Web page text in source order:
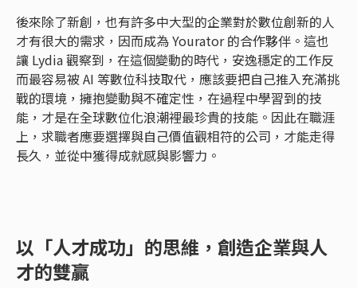
後來除了新創，也有許多中大型的企業對於數位創新的人
才有很大的需求，因而成為 Yourator 的合作夥伴。這也
讓 Lydia 觀察到，在這個變動的時代，安逸穩定的工作反
而最容易被 AI 等數位科技取代，應該要把自己推入充滿挑
戰的環境，擁抱變動與不確定性，在過程中學習到的技
能，才是在全球數位化浪潮裡最珍貴的技能。因此在職涯
上，求職者應要選擇與自己價值觀相符的公司，才能走得
長久，並從中獲得成就感與影響力。
以「人才成功」的思維，創造企業與人
才的雙贏